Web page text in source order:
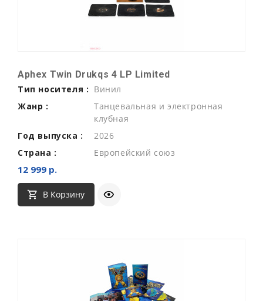
Aphex Twin Drukqs 4 LP Limited
Тип носителя : Винил
Жанр :
Танцевальная и электронная
клубная
Год выпуска :
2026
Страна :
Европейский союз
12 999 р.
В Корзину